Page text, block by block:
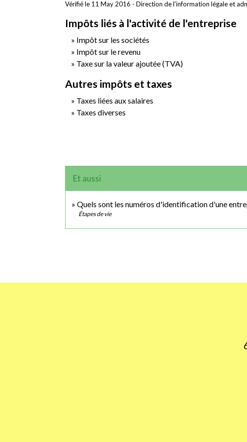
Vérifié le 11 May 2016 - Direction de l'information légale et
Impôts liés à l'activité de l'entreprise
Impôt sur les sociétés
Impôt sur le revenu
Taxe sur la valeur ajoutée (TVA)
Autres impôts et taxes
Taxes liées aux salaires
Taxes diverses
Et aussi
Quels sont les numéros d'identification d'une
Étapes de vie